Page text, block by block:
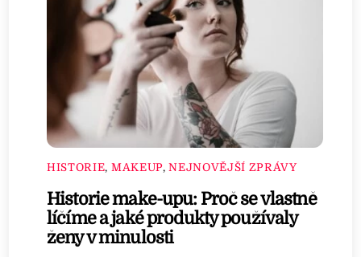
HISTORIE, MAKEUP,NEJNOVĚJŠÍ ZPRÁVY
Historie make-upu: Proč se vlastně
líčíme a jaké produkty používaly
ženy v minulosti